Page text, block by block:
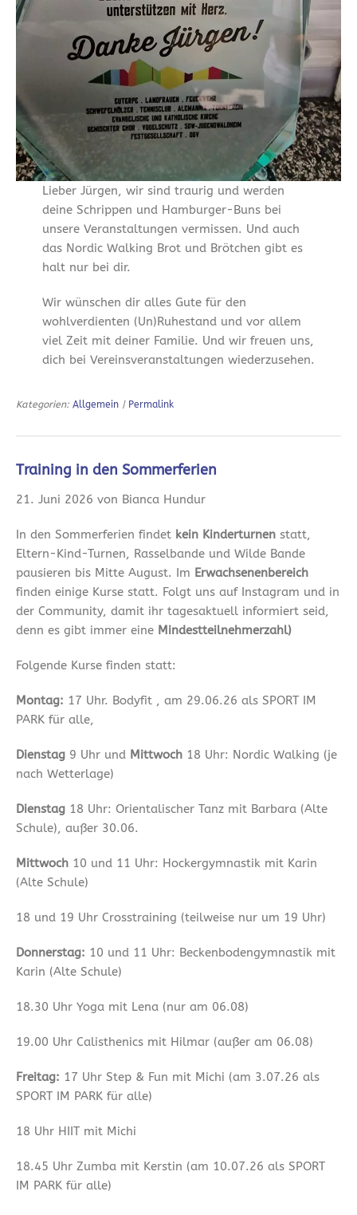
Lieber Jürgen, wir sind traurig und werden
deine Schrippen und Hamburger-Buns bei
unsere Veranstaltungen vermissen. Und auch
das Nordic Walking Brot und Brötchen gibt es
halt nur bei dir.
Wir wünschen dir alles Gute für den
wohlverdienten (Un)Ruhestand und vor allem
viel Zeit mit deiner Familie. Und wir freuen uns,
dich bei Vereinsveranstaltungen wiederzusehen.
Kategorien: Allgemein | Permalink
Training in den Sommerferien
21. Juni 2026 von Bianca Hundur
In den Sommerferien findet kein Kinderturnen statt,
Eltern-Kind-Turnen, Rasselbande und Wilde Bande
pausieren bis Mitte August. Im Erwachsenenbereich
finden einige Kurse statt. Folgt uns auf Instagram und in
der Community, damit ihr tagesaktuell informiert seid,
denn es gibt immer eine Mindestteilnehmerzahl)
Folgende Kurse finden statt:
Montag: 17 Uhr. Bodyfit , am 29.06.26 als SPORT IM
PARK für alle,
Dienstag 9 Uhr und Mittwoch 18 Uhr: Nordic Walking (je
nach Wetterlage)
Dienstag 18 Uhr: Orientalischer Tanz mit Barbara (Alte
Schule), außer 30.06.
Mittwoch 10 und 11 Uhr: Hockergymnastik mit Karin
(Alte Schule)
18 und 19 Uhr Crosstraining (teilweise nur um 19 Uhr)
Donnerstag: 10 und 11 Uhr: Beckenbodengymnastik mit
Karin (Alte Schule)
18.30 Uhr Yoga mit Lena (nur am 06.08)
19.00 Uhr Calisthenics mit Hilmar (außer am 06.08)
Freitag: 17 Uhr Step & Fun mit Michi (am 3.07.26 als
SPORT IM PARK für alle)
18 Uhr HIIT mit Michi
18.45 Uhr Zumba mit Kerstin (am 10.07.26 als SPORT
IM PARK für alle)